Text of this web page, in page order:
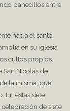
panecillos entre
hacia el santo
en su iglesia
cultos propios.
San Nicolás de
la misma, que
En estas siete
de siete